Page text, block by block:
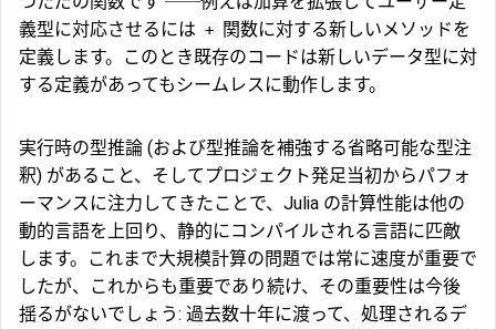
義型に対応させるには +
関数に対する新しいメソッドを
定義します。このとき既存のコードは新しいデータ型に対
する定義があってもシームレスに動作します。
実行時の型推論 (および型推論を補強する省略可能な型注
釈) があること、そしてプロジェクト発足当初からパフォ
ーマンスに注力してきたことで、Julia の計算性能は他の
動的言語を上回り、静的にコンパイルされる言語に匹敵
します。これまで大規模計算の問題では常に速度が重要で
したが、これからも重要であり続け、その重要性は今後
揺るがないでしょう: 過去数十年に渡って、処理されるデ